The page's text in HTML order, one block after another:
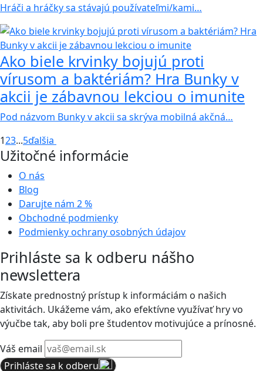
Hráči a hráčky sa stávajú používateľmi/kami…
Ako biele krvinky bojujú proti
vírusom a baktériám? Hra Bunky v
akcii je zábavnou lekciou o imunite
Pod názvom Bunky v akcii sa skrýva mobilná akčná…
123...5ďalšia
Užitočné informácie
O nás
Blog
Darujte nám 2 %
Obchodné podmienky
Podmienky ochrany osobných údajov
Prihláste sa k odberu nášho
newslettera
Získate prednostný prístup k informáciám o našich
aktivitách. Ukážeme vám, ako efektívne využívať hry vo
výučbe tak, aby boli pre študentov motivujúce a prínosné.
Váš email
Prihláste sa k odberu